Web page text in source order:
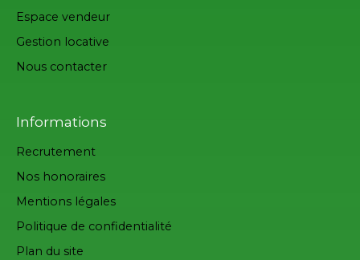
Espace vendeur
Gestion locative
Nous contacter
Informations
Recrutement
Nos honoraires
Mentions légales
Politique de confidentialité
Plan du site